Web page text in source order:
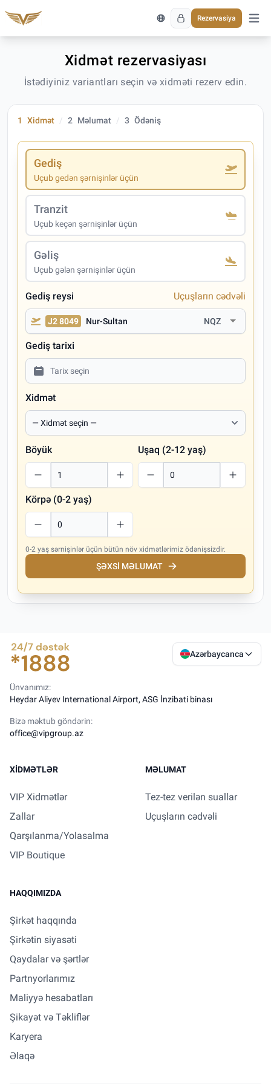
Rezervasiya
Əsas
Xidmət rezervasiyası
İstədiyiniz variantları seçin və xidməti rezerv edin.
1 Xidmət 2 Məlumat 3 Ödəniş
Gediş
Uçub gedən şərnişinlər üçün
Tranzit
Uçub keçən şərnişinlər üçün
Gəliş
Uçub gələn şərnişinlər üçün
Gediş reysi Uçuşların cədvəli
J2 8049 Nur-Sultan NQZ
Gediş tarixi
Xidmət
Böyük Uşaq (2-12 yaş)
Körpə (0-2 yaş)
0-2 yaş sərnişinlər üçün bütün növ xidmətlərimiz ödənişsizdir.
ŞƏXSI MƏLUMAT
Azərbaycanca
Ünvanımız:
Heydar Aliyev International Airport, ASG İnzibati binası
Bizə məktub göndərin:
office@vipgroup.az
XIDMƏTLƏR
VIP Xidmətlər
Zallar
Qarşılanma/Yolasalma
VIP Boutique
MƏLUMAT
Tez-tez verilən suallar
Uçuşların cədvəli
HAQQIMIZDA
Şirkət haqqında
Şirkətin siyasəti
Qaydalar və şərtlər
Partnyorlarımız
Maliyyə hesabatları
Şikayət və Təkliflər
Karyera
Əlaqə